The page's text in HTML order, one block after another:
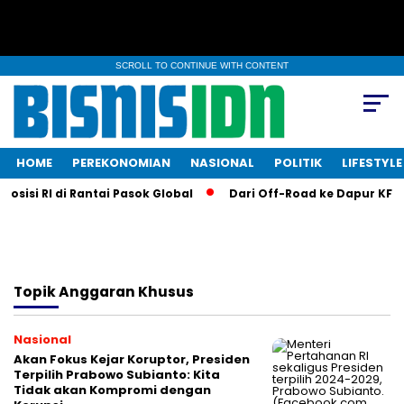
SCROLL TO CONTINUE WITH CONTENT
HOME PEREKONOMIAN NASIONAL POLITIK LIFESTYLE
RI di Rantai Pasok Global Dari Off-Road ke Dapur
TopikAnggaran Khusus
Nasional
Akan Fokus Kejar Koruptor, Presiden
Terpilih Prabowo Subianto: Kita
Tidak akan Kompromi dengan